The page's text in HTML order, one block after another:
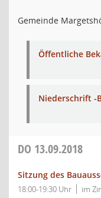
Gemeinde
Öffentliche
Niederschrift -
DO 13.09.2018
Sitzung des
18:00-19:30 Uhr im